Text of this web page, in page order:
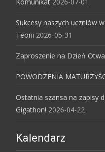
Komunikat 2026-07-01
Sukcesy naszych uczniów
Teorii 2026-05-31
Zaproszenie na Dzień
POWODZENIA
Ostatnia szansa na zapisy
Gigathon! 2026-04-22
Kalendarz